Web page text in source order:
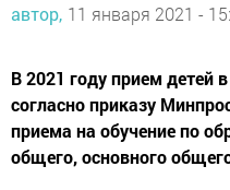
автор, 11 января 2021 -
В 2021 году прием детей
согласно приказу
приема на обучение по
общего, основного